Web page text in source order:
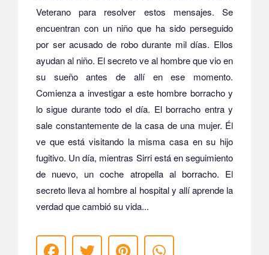
Veterano para resolver estos mensajes. Se
encuentran con un niño que ha sido perseguido
por ser acusado de robo durante mil días. Ellos
ayudan al niño. El secreto ve al hombre que vio en
su sueño antes de allí en ese momento.
Comienza a investigar a este hombre borracho y
lo sigue durante todo el día. El borracho entra y
sale constantemente de la casa de una mujer. Él
ve que está visitando la misma casa en su hijo
fugitivo. Un día, mientras Sirri está en seguimiento
de nuevo, un coche atropella al borracho. El
secreto lleva al hombre al hospital y allí aprende la
verdad que cambió su vida...